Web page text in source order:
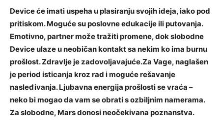
Device će imati uspeha u plasiranju svojih ideja, iako pod
pritiskom. Moguće su poslovne edukacije ili putovanja.
Emotivno, partner može tražiti promene, dok slobodne
Device ulaze u neobičan kontakt sa nekim ko ima burnu
prošlost. Zdravlje je zadovoljavajuće.Za Vage, naglašen
je period isticanja kroz rad i moguće rešavanje
nasleđivanja. Ljubavna energija prošlosti se vraća –
neko bi mogao da vam se obrati s ozbiljnim namerama.
Za slobodne, Mars donosi neočekivana poznanstva.